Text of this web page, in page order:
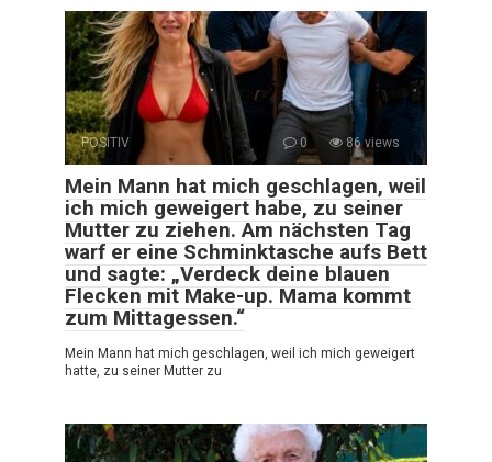
POSITIV 0 86 views
Mein Mann hat mich geschlagen, weil
ich mich geweigert habe, zu seiner
Mutter zu ziehen. Am nächsten Tag
warf er eine Schminktasche aufs Bett
und sagte: „Verdeck deine blauen
Flecken mit Make-up. Mama kommt
zum Mittagessen.“
Mein Mann hat mich geschlagen, weil ich mich geweigert
hatte, zu seiner Mutter zu